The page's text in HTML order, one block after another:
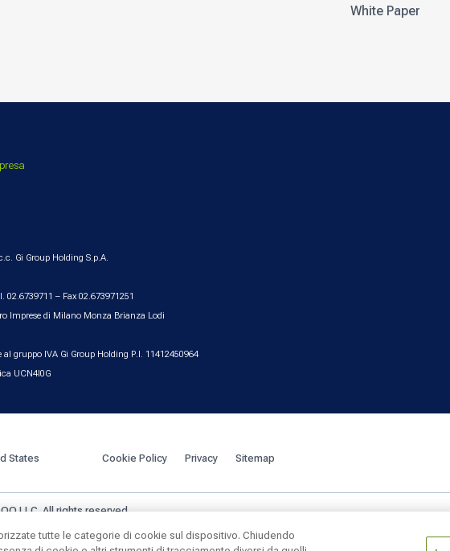
White Paper
Gi Group Holding S.p.A.
02.6739711 – Fax 02.673971251
Imprese di Milano Monza Brianza Lodi
gruppo IVA Gi Group Holding P.I. 11412450964
UCN4I0G
States Cookie Policy Privacy Sitemap
LLC. All rights reserved.
tutte le categorie di cookie sul dispositivo. Chiudendo